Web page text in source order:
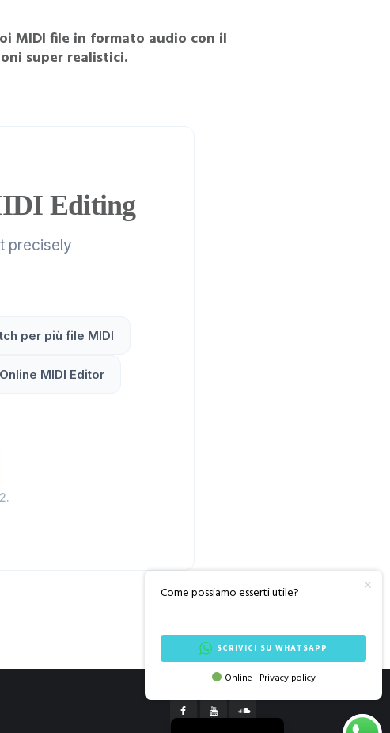
MIDI file in formato audio con il
super realistici.
Editing
precisely
per più file MIDI
MIDI Editor
Come possiamo esserti utile?
SCRIVICI SU WHATSAPP
Online | Privacy policy
Español